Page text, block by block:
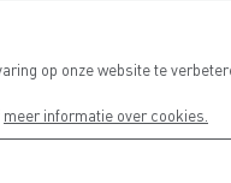
op onze website te
meer informatie over cookies.